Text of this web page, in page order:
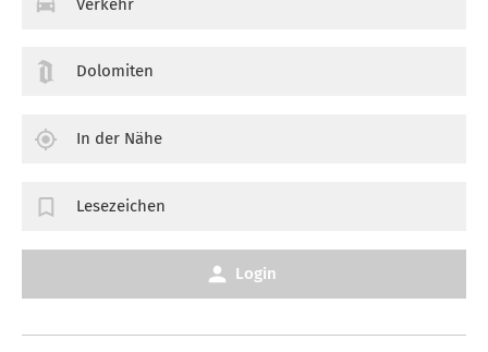
Dolomiten
In der Nähe
Lesezeichen
Login